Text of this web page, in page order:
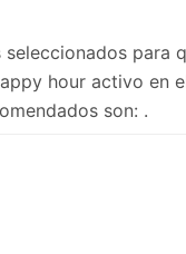
para
hour activo en
son: .